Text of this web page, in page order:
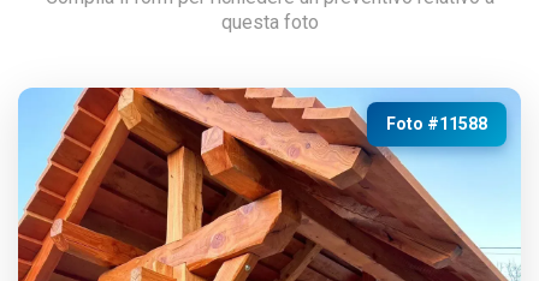
questa foto
Foto #11588